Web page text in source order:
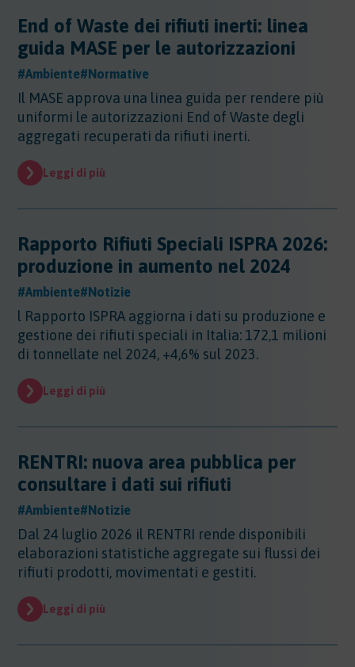
Normative
Notizie
Regioni
Regioni
Regioni - Abruzzo
Regioni - Basilicata
Regioni - Campania
Regioni - Lazio
Regioni - Liguria
Regioni - Marche
Regioni - Molise
Regioni - Piemonte
Regioni - Puglia
Regioni - Sicilia
Regioni - Valle DAosta
Regioni - Veneto
Sentenze
Sicurezza
Sicurezza - Apparecchi Sollevamento
Sicurezza - DPI
Sicurezza - Macchine
Sicurezza - Rischio chimico
Sicurezza - Rischio cancerogeno/mutageno
Sicurezza - Stress Lavoro-Correlato
Sicurezza - Seveso
Sicurezza - Prevenzione incendi
Sicurezza - Rumore
Sicurezza - Radiazioni ottiche
Sostanze
Sostanze - Pericolose
Sostanze - Trasporto Merci
Sostanze - Schede di Sicurezza
Sostanze - GHS/CLP/REACH
Sostenibilita
Trasporti
Trasporti
End of Waste dei rifiuti inerti: linea
guida MASE per le autorizzazioni
#Ambiente#Normative
Il MASE approva una linea guida per rendere più
uniformi le autorizzazioni End of Waste degli
aggregati recuperati da rifiuti inerti.
Leggi di più
Rapporto Rifiuti Speciali ISPRA 2026:
produzione in aumento nel 2024
#Ambiente#Notizie
l Rapporto ISPRA aggiorna i dati su produzione e
gestione dei rifiuti speciali in Italia: 172,1 milioni
di tonnellate nel 2024, +4,6% sul 2023.
Leggi di più
RENTRI: nuova area pubblica per
consultare i dati sui rifiuti
#Ambiente#Notizie
Dal 24 luglio 2026 il RENTRI rende disponibili
elaborazioni statistiche aggregate sui flussi dei
rifiuti prodotti, movimentati e gestiti.
Leggi di più